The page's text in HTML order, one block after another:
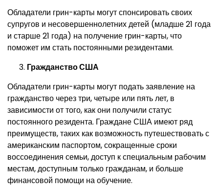
Обладатели грин-карты могут спонсировать своих
супругов и несовершеннолетних детей (младше 21 года
и старше 21 года) на получение грин-карты, что
поможет им стать постоянными резидентами.
Гражданство США
Обладатели грин-карты могут подать заявление на
гражданство через три, четыре или пять лет, в
зависимости от того, как они получили статус
постоянного резидента. Граждане США имеют ряд
преимуществ, таких как возможность путешествовать с
американским паспортом, сокращенные сроки
воссоединения семьи, доступ к специальным рабочим
местам, доступным только гражданам, и больше
финансовой помощи на обучение.